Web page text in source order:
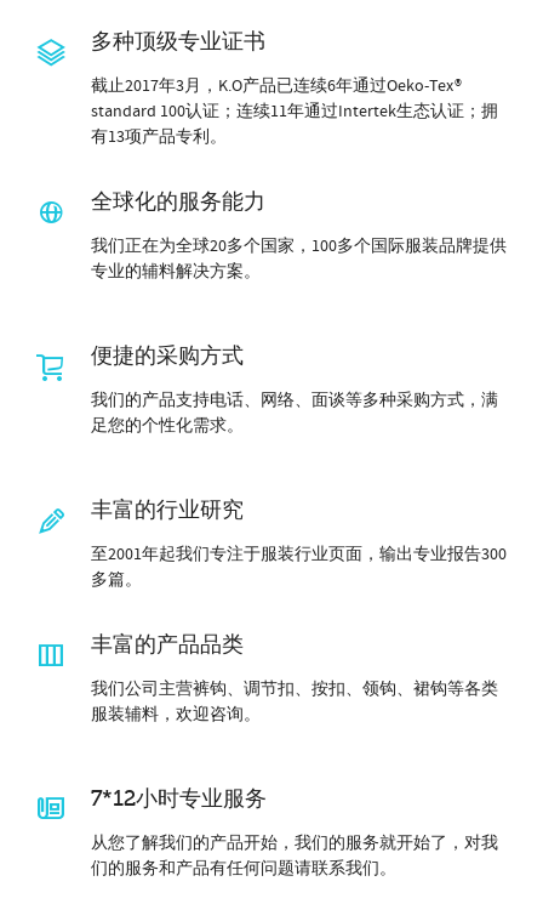
多种顶级专业证书
截止2017年3月，K.O产品已连续6年通过Oeko-Tex®
standard 100认证；连续11年通过Intertek生态认证；拥
有13项产品专利。
全球化的服务能力
我们正在为全球20多个国家，100多个国际服装品牌提供
专业的辅料解决方案。
便捷的采购方式
我们的产品支持电话、网络、面谈等多种采购方式，满
足您的个性化需求。
丰富的行业研究
至2001年起我们专注于服装行业页面，输出专业报告300
多篇。
丰富的产品品类
我们公司主营裤钩、调节扣、按扣、领钩、裙钩等各类
服装辅料，欢迎咨询。
7*12小时专业服务
从您了解我们的产品开始，我们的服务就开始了，对我
们的服务和产品有任何问题请联系我们。